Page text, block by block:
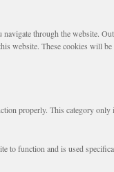
through the website.
website. These cookies
properly. This category
to function and is used